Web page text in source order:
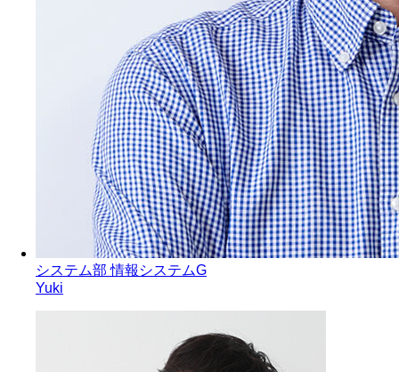
システム部 情報システムG
Yuki